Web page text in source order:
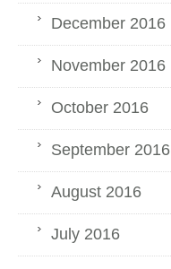
December 2016
November 2016
October 2016
September 2016
August 2016
July 2016